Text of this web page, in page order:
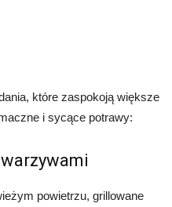
które zaspokoją większe
i sycące potrawy:
powietrzu, grillowane